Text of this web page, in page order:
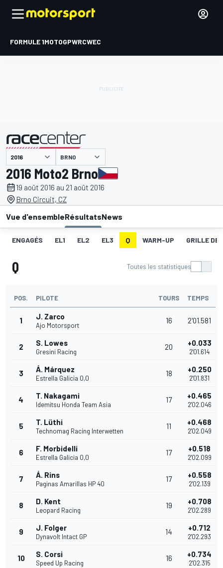
FORMULE 1MOTOGPWRCWEC
présenté par BRNO
2016 Moto2 Brno
19 août 2016 au 21 août 2016
Brno Circuit, CZ
Vue d'ensembleRésultatsNews
ENGAGÉS EL1 EL2 EL3 Q WARM-UP GRILLE DE
Q Toutes les statistiques
POS. PILOTE TOURS TEMPS
1 J. Zarco
Ajo Motorsport
16 2'01.581
2 S. Lowes
Gresini Racing
20 +0.033
2'01.614
3 Á. Márquez
Estrella Galicia 0,0
18 +0.250
2'01.831
4 T. Nakagami
Idemitsu Honda Team Asia
17 +0.465
2'02.046
5 T. Lüthi
Technomag Racing Interwetten
11 +0.468
2'02.049
6 F. Morbidelli
Estrella Galicia 0,0
17 +0.518
2'02.099
7 Á. Rins
Paginas Amarillas HP 40
17 +0.558
2'02.139
8 D. Kent
Leopard Racing
19 +0.708
2'02.289
9 J. Folger
Dynavolt Intact GP
14 +0.712
2'02.293
10 S. Corsi
Speed Up Racing
16 +0.734
2'02.315